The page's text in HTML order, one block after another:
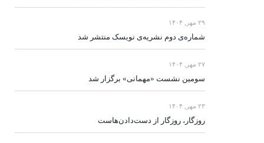
۲۹ مهر, ۱۴۰۴
شماره‌ی دوم نشریه‌ی نویسک منتشر شد
۲۷ مهر, ۱۴۰۴
سومین نشست «مهمانی» برگزار شد
۲۳ مهر, ۱۴۰۴
روزگار، روزگار از دست‌دادن‌هاست